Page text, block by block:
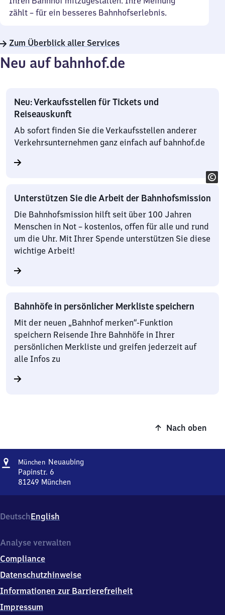
zählt – für ein besseres Bahnhofserlebnis.
Zum Überblick aller Services
Neu auf bahnhof.de
Neu: Verkaufsstellen für Tickets und
Reiseauskunft
Ab sofort finden Sie die Verkaufsstellen anderer
Verkehrsunternehmen ganz einfach auf bahnhof.de
Unterstützen Sie die Arbeit der Bahnhofsmission
Die Bahnhofsmission hilft seit über 100 Jahren
Menschen in Not – kostenlos, offen für alle und rund
um die Uhr. Mit Ihrer Spende unterstützen Sie diese
wichtige Arbeit!
Bahnhöfe in persönlicher Merkliste speichern
Mit der neuen „Bahnhof merken“-Funktion
speichern Reisende Ihre Bahnhöfe in Ihrer
persönlichen Merkliste und greifen jederzeit auf
alle Infos zu
Nach oben
Adresse
München NeuaubingMünchen-
Papinstr. 6
81249 München
Papinstr.
6,
1
4
9
DeutschEnglish
Analyse verwalten
Compliance
Datenschutzhinweise
Informationen zur Barrierefreiheit
Impressum